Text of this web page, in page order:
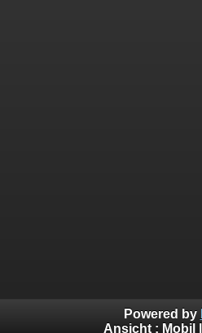
Powered by
Ansicht : Mobil